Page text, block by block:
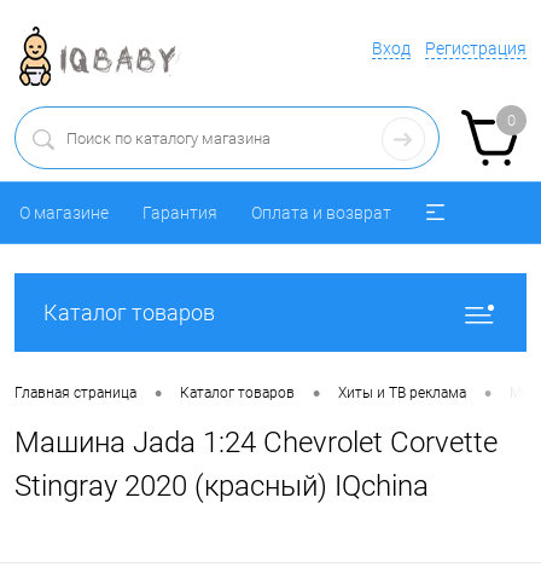
Вход Регистрация
0
О магазине Гарантия Оплата и возврат
Каталог товаров
Главная страница • Каталог товаров • Хиты и ТВ реклама •
Машина Jada 1:24 Chevrolet Corvette
Stingray 2020 (красный) IQchina